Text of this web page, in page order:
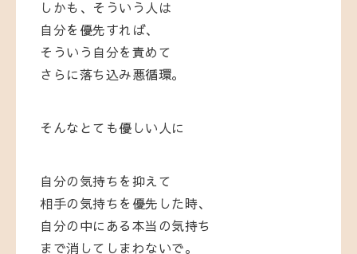
しかも、そういう人は
自分を優先すれば、
そういう自分を責めて
さらに落ち込み悪循環。
そんなとても優しい人に
自分の気持ちを抑えて
相手の気持ちを優先した時、
自分の中にある本当の気持ち
まで消してしまわないで。